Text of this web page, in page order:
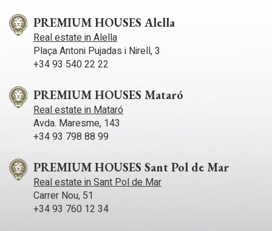
PREMIUM HOUSES Alella
Real estate in Alella
Plaça Antoni Pujadas i Nirell, 3
+34 93 540 22 22
PREMIUM HOUSES Mataró
Real estate in Mataró
Avda. Maresme, 143
+34 93 798 88 99
PREMIUM HOUSES Sant Pol de Mar
Real estate in Sant Pol de Mar
Carrer Nou, 51
+34 93 760 12 34